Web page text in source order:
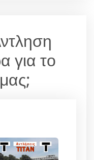
για το